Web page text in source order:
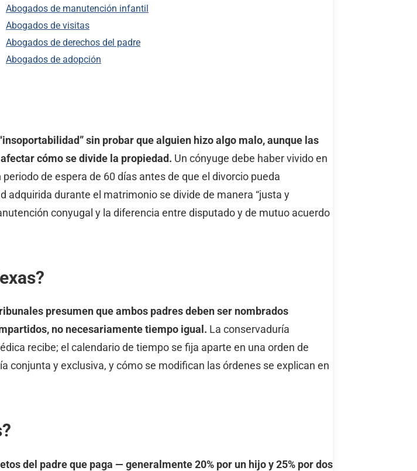
Abogados de manutención infantil
Abogados de visitas
Abogados de derechos del padre
Abogados de adopción
sin probar que alguien hizo algo malo, aunque las
cómo se divide la propiedad. Un cónyuge debe haber vivido en
de espera de 60 días antes de que el divorcio pueda
durante el matrimonio se divide de manera “justa y
conyugal y la diferencia entre disputado y de mutuo acuerdo
presumen que ambos padres deben ser nombrados
no necesariamente tiempo igual. La conservaduría
recibe; el calendario de tiempo se fija aparte en una orden de
y exclusiva, y cómo se modifican las órdenes se explican en
del padre que paga — generalmente 20% por un hijo y 25% por dos